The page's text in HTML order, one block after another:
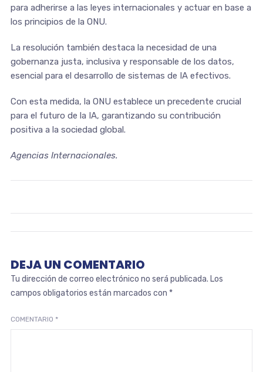
para adherirse a las leyes internacionales y actuar en base a
los principios de la ONU.
La resolución también destaca la necesidad de una
gobernanza justa, inclusiva y responsable de los datos,
esencial para el desarrollo de sistemas de IA efectivos.
Con esta medida, la ONU establece un precedente crucial
para el futuro de la IA, garantizando su contribución
positiva a la sociedad global.
Agencias Internacionales.
DEJA UN COMENTARIO
Tu dirección de correo electrónico no será publicada. Los
campos obligatorios están marcados con *
COMENTARIO *